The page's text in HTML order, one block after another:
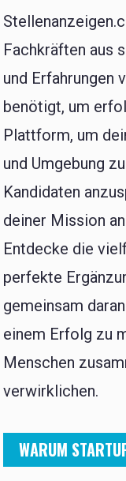
Fachkräften aus
und Erfahrungen
benötigt, um
Plattform, um
und Umgebung
Kandidaten
deiner Mission
Entdecke die
perfekte
gemeinsam
einem Erfolg zu
Menschen
verwirklichen.
WARUM